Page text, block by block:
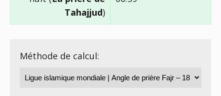
Tahajjud)
Méthode de calcul: